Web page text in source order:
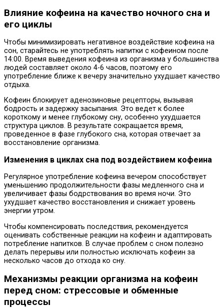
Влияние кофеина на качество ночного сна и
его циклы
Чтобы минимизировать негативное воздействие кофеина на
сон, старайтесь не употреблять напитки с кофеином после
14:00. Время выведения кофеина из организма у большинства
людей составляет около 4-6 часов, поэтому его
употребление ближе к вечеру значительно ухудшает качество
отдыха.
Кофеин блокирует аденозиновые рецепторы, вызывая
бодрость и задержку засыпания. Это ведет к более
короткому и менее глубокому сну, особенно ухудшается
структура циклов. В результате сокращается время,
проведенное в фазе глубокого сна, которая отвечает за
восстановление организма.
Изменения в циклах сна под воздействием кофеина
Регулярное употребление кофеина вечером способствует
уменьшению продолжительности фазы медленного сна и
увеличивает фазы бодрствования во время ночи. Это
ухудшает качество восстановления и снижает уровень
энергии утром.
Чтобы компенсировать последствия, рекомендуется
оценивать собственные реакции на кофеин и адаптировать
потребление напитков. В случае проблем с сном полезно
делать перерывы или полностью исключать кофеин за
несколько часов до отхода ко сну.
Механизмы реакции организма на кофеин
перед сном: стрессовые и обменные
процессы